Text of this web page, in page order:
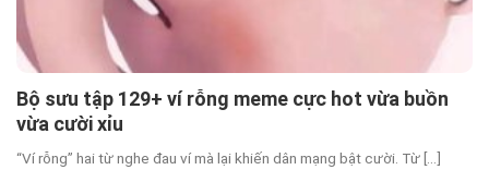
Bộ sưu tập 129+ ví rỗng meme cực hot vừa buồn
vừa cười xỉu
“Ví rỗng” hai từ nghe đau ví mà lại khiến dân mạng bật cười. Từ [...]